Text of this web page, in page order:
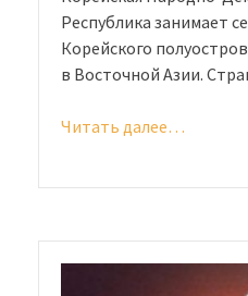
Республика занимает
Корейского
в Восточной Азии.
Читать далее…